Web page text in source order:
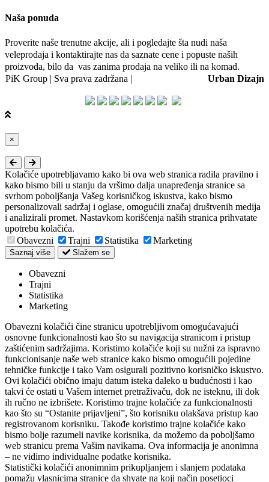
Naša ponuda
Proverite naše trenutne akcije, ali i pogledajte šta nudi naša
veleprodaja i kontaktirajte nas da saznate cene i popuste naših
proizvoda, bilo da vas zanima prodaja na veliko ili na komad.
PiK Group | Sva prava zadržana |
Urban Dizajn
×
Kolačiće upotrebljavamo kako bi ova web stranica radila pravilno i
kako bismo bili u stanju da vršimo dalja unapređenja stranice sa
svrhom poboljšanja Vašeg korisničkog iskustva, kako bismo
personalizovali sadržaj i oglase, omogućili značaj društvenih medija
i analizirali promet. Nastavkom korišćenja naših stranica prihvatate
upotrebu kolačića.
Obavezni
Trajni Statistika Marketing
Saznaj više Slažem se
Obavezni
Trajni
Statistika
Marketing
Obavezni kolačići čine stranicu upotrebljivom omogućavajući
osnovne funkcionalnosti kao što su navigacija stranicom i pristup
zaštićenim sadržajima. Koristimo kolačiće koji su nužni za ispravno
funkcionisanje naše web stranice kako bismo omogućili pojedine
tehničke funkcije i tako Vam osigurali pozitivno korisničko iskustvo.
Ovi kolačići obično imaju datum isteka daleko u budućnosti i kao
takvi će ostati u Vašem internet pretraživaču, dok ne isteknu, ili dok
ih ručno ne izbrišete. Koristimo trajne kolačiće za funkcionalnosti
kao što su “Ostanite prijavljeni”, što korisniku olakšava pristup kao
registrovanom korisniku. Takođe koristimo trajne kolačiće kako
bismo bolje razumeli navike korisnika, da možemo da poboljšamo
web stranicu prema Vašim navikama. Ova informacija je anonimna
– ne vidimo individualne podatke korisnika.
Statistički kolačići anonimnim prikupljanjem i slanjem podataka
pomažu vlasnicima stranice da shvate na koji način posetioci